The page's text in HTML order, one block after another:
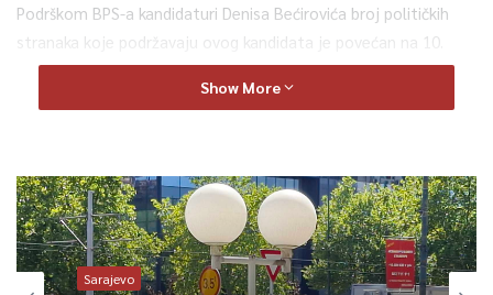
Podrškom BPS-a kandidaturi Denisa Bećirovića broj političkih
stranaka koje podržavaju ovog kandidata je povećan na 10.
0
Show More
Sarajevo